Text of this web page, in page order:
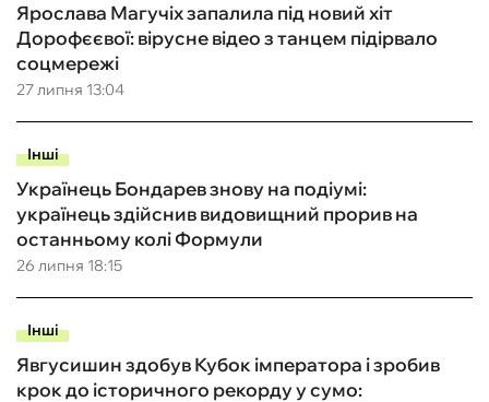
27 липня 13:04
Ярослава Магучіх запалила під новий хіт
Дорофєєвої: вірусне відео з танцем підірвало
соцмережі
Інші
26 липня 18:15
Українець Бондарев знову на подіумі:
українець здійснив видовищний прорив на
останньому колі Формули
Інші
Явгусишин здобув Кубок імператора і зробив
крок до історичного рекорду у сумо: